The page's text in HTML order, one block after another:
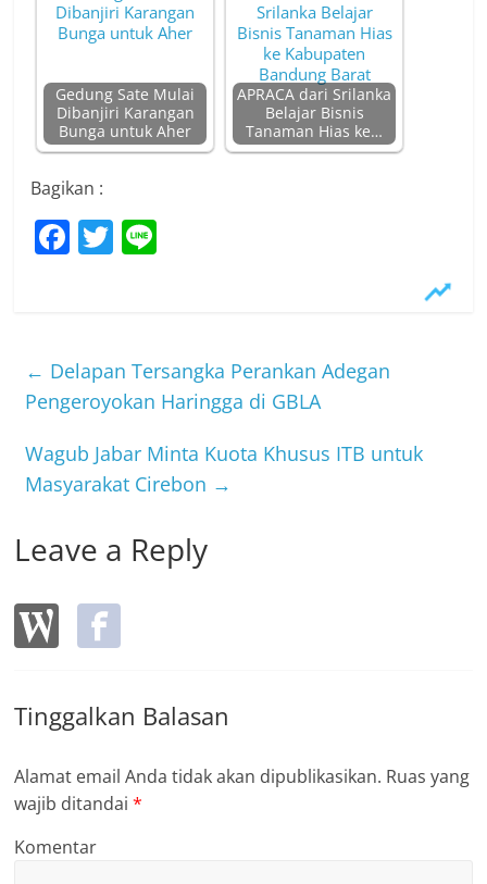
Gedung Sate Mulai
Dibanjiri Karangan
Bunga untuk Aher
APRACA dari Srilanka
Belajar Bisnis
Tanaman Hias ke…
Bagikan :
F
b
o
o
k
T
← Delapan Tersangka Perankan Adegan
Pengeroyokan Haringga di GBLA
Wagub Jabar Minta Kuota Khusus ITB untuk
Masyarakat Cirebon →
Leave a Reply
Tinggalkan Balasan
Alamat email Anda tidak akan dipublikasikan. Ruas yang
wajib ditandai*
Komentar